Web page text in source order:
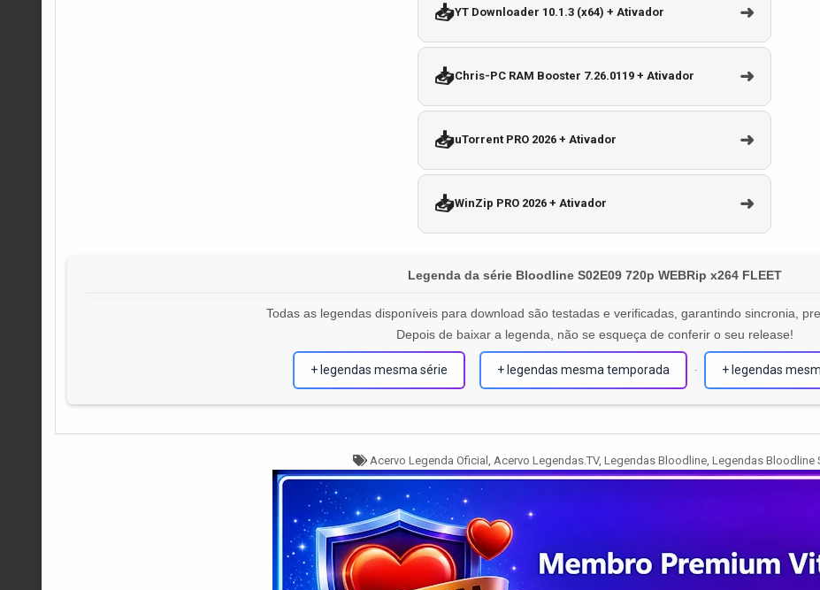
📥YT Downloader 10.1.3 (x64) + Ativador ➜
📥Chris-PC RAM Booster 7.26.0119 + Ativador ➜
📥uTorrent PRO 2026 + Ativador ➜
📥WinZip PRO 2026 + Ativador ➜
Legenda da série Bloodline S02E09 720p WEBRip x264 FLEET
Todas as legendas disponíveis para download são testadas e verificadas, garantindo sincronia,
Depois de baixar a legenda, não se esqueça de conferir o seu release!
+ legendas mesma série + legendas mesma temporada · + legendas
Tagged
Acervo Legenda Oficial Acervo Legendas.TV, Legendas Bloodline, Legendas Bloodline